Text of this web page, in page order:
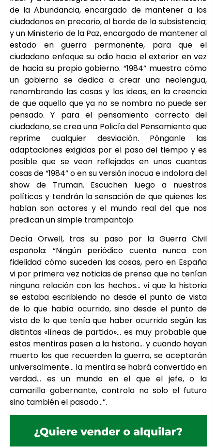
de la Abundancia, encargado de mantener a los
ciudadanos en precario, al borde de la subsistencia;
y un Ministerio de la Paz, encargado de mantener al
estado en guerra permanente, para que el
ciudadano enfoque su odio hacia el exterior en vez
de hacia su propio gobierno. “1984” muestra cómo
un gobierno se dedica a crear una neolengua,
renombrando las cosas y las ideas, en la creencia
de que aquello que ya no se nombra no puede ser
pensado. Y para el pensamiento correcto del
ciudadano, se crea una Policía del Pensamiento que
reprime cualquier desviación. Pónganle las
adaptaciones exigidas por el paso del tiempo y es
posible que se vean reflejados en unas cuantas
cosas de “1984” o en su versión inocua e indolora del
show de Truman. Escuchen luego a nuestros
políticos y tendrán la sensación de que quienes les
hablan son actores y el mundo real del que nos
predican un simple trampantojo.
Decía Orwell, tras su paso por la Guerra Civil
española: “Ningún periódico cuenta nunca con
fidelidad cómo suceden las cosas, pero en España
vi por primera vez noticias de prensa que no tenían
ninguna relación con los hechos… vi que la historia
se estaba escribiendo no desde el punto de vista
de lo que había ocurrido, sino desde el punto de
vista de lo que tenía que haber ocurrido según las
distintas «líneas de partido»… es muy probable que
estas mentiras pasen a la historia… y cuando hayan
muerto los que recuerden la guerra, se aceptarán
universalmente… la mentira se habrá convertido en
verdad… es un mundo en el que el jefe, o la
camarilla gobernante, controla no solo el futuro
sino también el pasado…”.